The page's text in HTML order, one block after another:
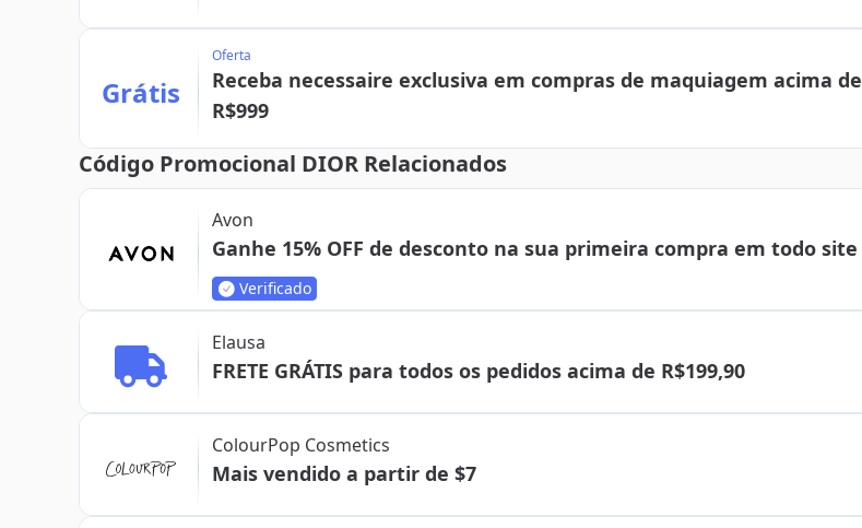
Grátis
Oferta
Receba necessaire exclusiva em compras de maquiagem acima de
R$999
Código Promocional DIOR Relacionados
Avon
Ganhe 15% OFF de desconto na sua primeira compra em todo site
Verificado
Elausa
FRETE GRÁTIS para todos os pedidos acima de R$199,90
ColourPop Cosmetics
Mais vendido a partir de $7